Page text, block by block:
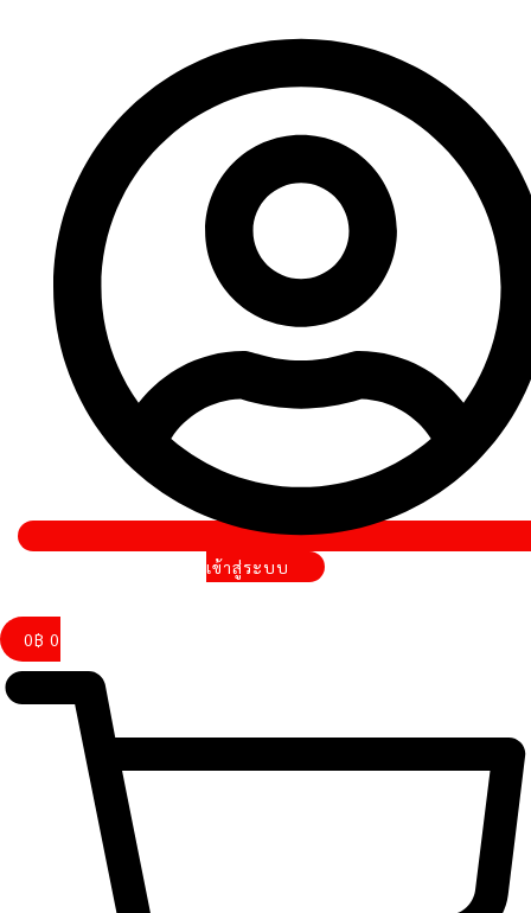
เข้าสู่ระบบ
0฿ 0